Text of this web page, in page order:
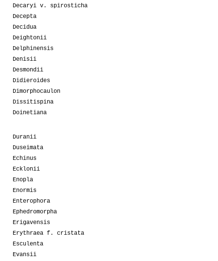
Decaryi v. spirosticha
Decepta
Decidua
Deightonii
Delphinensis
Denisii
Desmondii
Didieroides
Dimorphocaulon
Dissitispina
Doinetiana
Duranii
Duseimata
Echinus
Ecklonii
Enopla
Enormis
Enterophora
Ephedromorpha
Erigavensis
Erythraea f. cristata
Esculenta
Evansii